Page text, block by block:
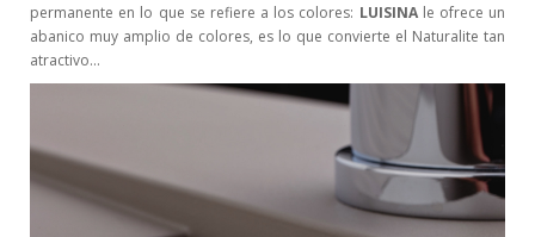
permanente en lo que se refiere a los colores: LUISINAle ofrece un
abanico muy amplio de colores, es lo que convierte el Naturalite tan
atractivo…